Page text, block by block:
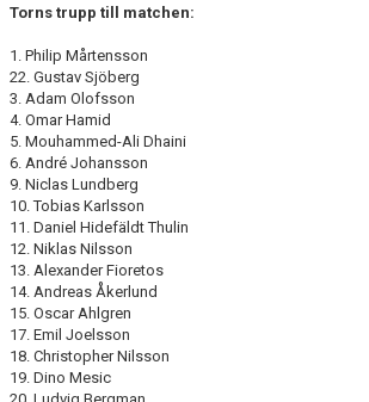
Torns trupp till matchen:
1. Philip Mårtensson
22. Gustav Sjöberg
3. Adam Olofsson
4. Omar Hamid
5. Mouhammed-Ali Dhaini
6. André Johansson
9. Niclas Lundberg
10. Tobias Karlsson
11. Daniel Hidefäldt Thulin
12. Niklas Nilsson
13. Alexander Fioretos
14. Andreas Åkerlund
15. Oscar Ahlgren
17. Emil Joelsson
18. Christopher Nilsson
19. Dino Mesic